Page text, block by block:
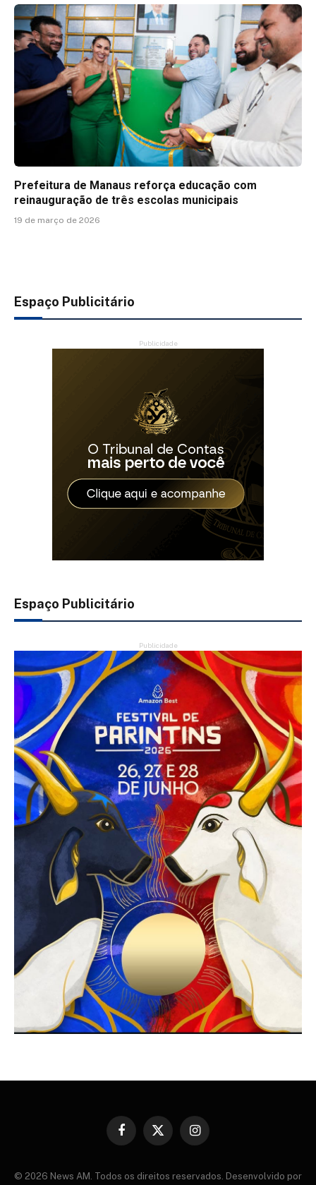
Prefeitura de Manaus reforça educação com
reinauguração de três escolas municipais
19 de março de 2026
Espaço Publicitário
Publicidade
Espaço Publicitário
Publicidade
Facebook
X
Instagram
© 2026 News AM. Todos os direitos reservados. Desenvolvido por